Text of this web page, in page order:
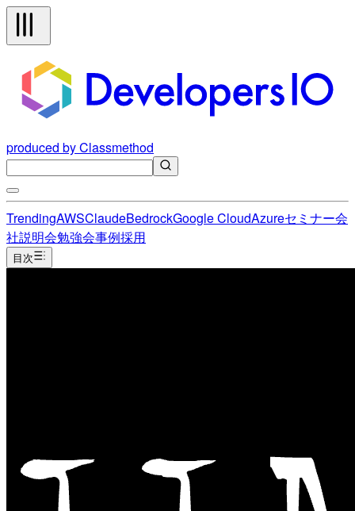
produced by Classmethod
TrendingAWSClaudeBedrockGoogle CloudAzureセミナー会
社説明会勉強会事例採用
目次